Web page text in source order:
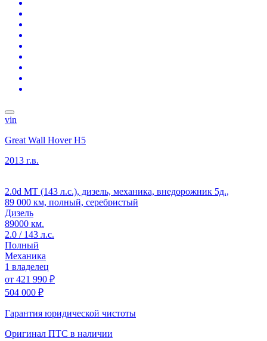
vin
Great Wall Hover H5
2013 г.в.
2.0d MT (143 л.с.), дизель, механика, внедорожник 5д.,
89 000 км, полный, серебристый
Дизель
89000 км.
2.0 / 143 л.с.
Полный
Механика
1 владелец
от 421 990 ₽
504 000 ₽
Гарантия юридической чистоты
Оригинал ПТС в наличии